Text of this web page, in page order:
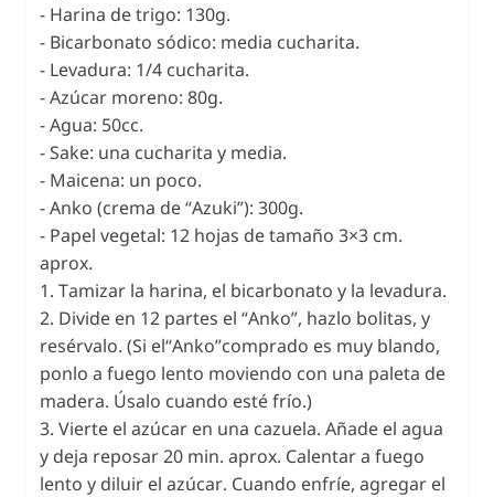
- Harina de trigo: 130g.
- Bicarbonato sódico: media cucharita.
- Levadura: 1/4 cucharita.
- Azúcar moreno: 80g.
- Agua: 50cc.
- Sake: una cucharita y media.
- Maicena: un poco.
- Anko (crema de “Azuki”): 300g.
- Papel vegetal: 12 hojas de tamaño 3×3 cm.
aprox.
1. Tamizar la harina, el bicarbonato y la levadura.
2. Divide en 12 partes el “Anko”, hazlo bolitas, y
resérvalo. (Si el“Anko”comprado es muy blando,
ponlo a fuego lento moviendo con una paleta de
madera. Úsalo cuando esté frío.)
3. Vierte el azúcar en una cazuela. Añade el agua
y deja reposar 20 min. aprox. Calentar a fuego
lento y diluir el azúcar. Cuando enfríe, agregar el